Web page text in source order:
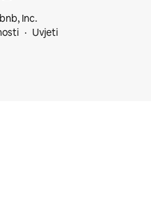
Inc.
Uvjeti